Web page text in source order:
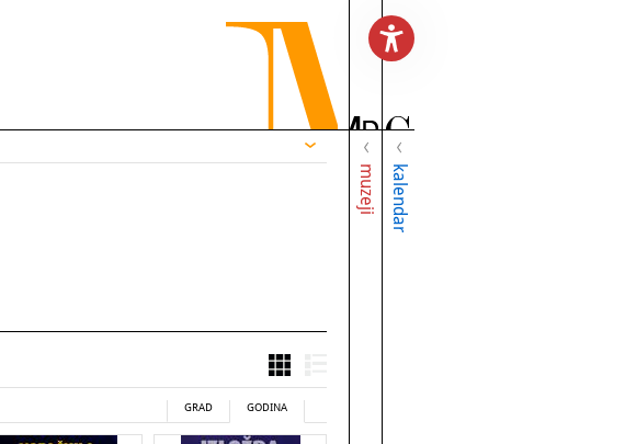
muzeji kalendar
GRAD GODINA